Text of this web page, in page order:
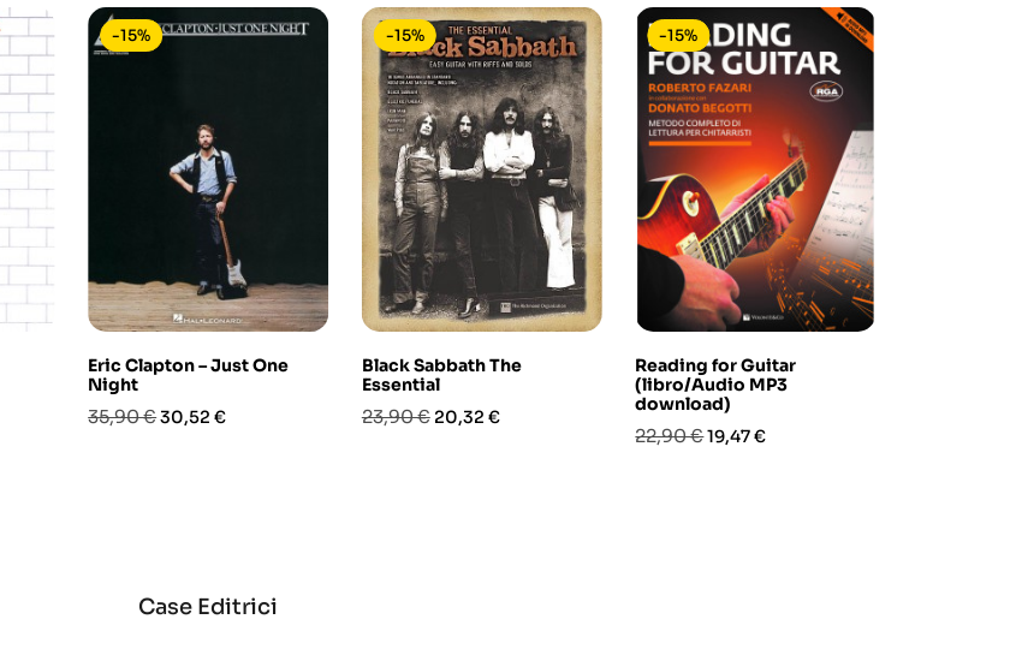
Eric Clapton – Just One
Night
Prezzo
35,90 €Prezzo
30,52 €
-15%
Black Sabbath The
Essential
Prezzo
23,90 € Prezzo
20,32 €
-15%
Reading for Guitar
(libro/Audio MP3
download)
Prezzo
22,90 €Prezzo
19,47 €
-15%
Case Editrici